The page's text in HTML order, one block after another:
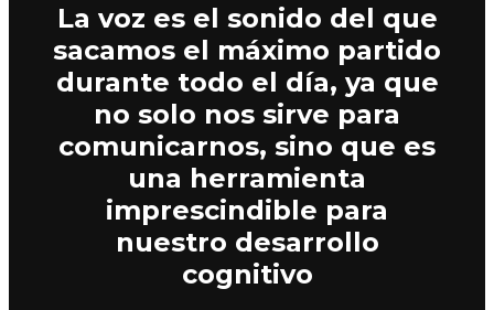
La voz es el sonido del que
sacamos el máximo partido
durante todo el día, ya que
no solo nos sirve para
comunicarnos, sino que es
una herramienta
imprescindible para
nuestro desarrollo
cognitivo